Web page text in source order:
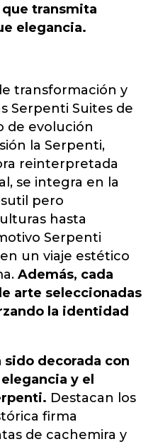
transmita
elegancia.
transformación y
Serpenti Suites de
de evolución
la Serpenti,
reinterpretada
se integra en la
pero
hasta
Serpenti
un viaje estético
Además, cada
arte seleccionadas
la identidad
sido decorada con
y el
Destacan los
firma
de cachemira y